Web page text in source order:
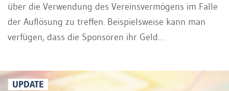
über die Verwendung des Vereinsvermögens im Falle
der Auflösung zu treffen. Beispielsweise kann man
verfügen, dass die Sponsoren ihr Geld
der Erfolg des Vereines deutlich abzeichnet.
UPDATE